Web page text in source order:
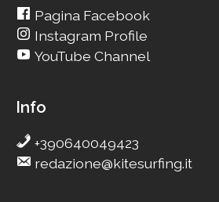
Pagina Facebook
Instagram Profile
YouTube Channel
Info
+390640049423
redazione@kitesurfing.it